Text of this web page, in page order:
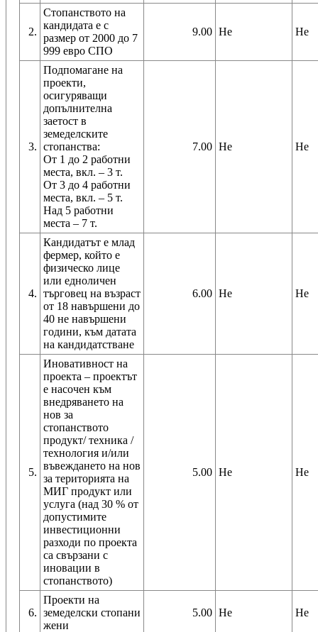
2.
Стопанството на
кандидата е с
размер от 2000 до 7
999 евро СПО
9.00 Не Не
3.
Подпомагане на
проекти,
осигуряващи
допълнителна
заетост в
земеделските
стопанства:
От 1 до 2 работни
места, вкл. – 3 т.
От 3 до 4 работни
места, вкл. – 5 т.
Над 5 работни
7.00 Не Не
4.
Кандидатът е млад
фермер, който е
физическо лице
или едноличен
търговец на възраст
от 18 навършени до
40 не навършени
години, към датата
на кандидатстване
6.00 Не Не
5.
Иновативност на
проекта – проектът
е насочен към
внедряването на
нов за
стопанството
продукт/ техника /
технология и/или
въвеждането на нов
за територията на
МИГ продукт или
услуга (над 30 % от
допустимите
инвестиционни
разходи по проекта
са свързани с
иновации в
стопанството)
5.00 Не Не
6.
Проекти на
земеделски стопани
жени
5.00 Не Не